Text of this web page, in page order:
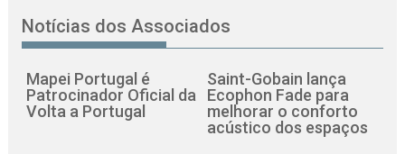
Notícias dos Associados
Mapei Portugal é
Patrocinador Oficial da
Volta a Portugal
Saint-Gobain lança
Ecophon Fade para
melhorar o conforto
acústico dos espaços